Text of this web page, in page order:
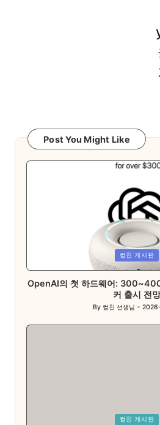
Post You Might Like
컴친 게시판
OpenAI의 첫 하드웨어:
커 출시 전망
Posted
By 컴친 선생님
컴친 게시판